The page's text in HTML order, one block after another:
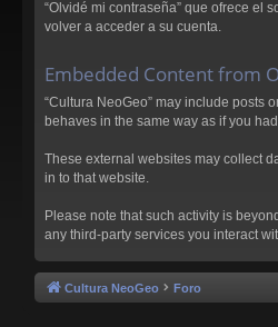
“Olvidé mi contraseña” que ofrece el
volver a acceder a su cuenta.
Embedded Content from
“Cultura NeoGeo” may include posts
behaves in the same way as if you
These external websites may collect
in to that website.
Please note that such activity is
any third-party services you interact
Cultura NeoGeo Foro